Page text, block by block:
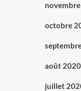
octobre
août 2020
juillet